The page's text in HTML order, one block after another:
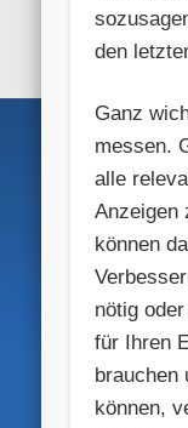
den
Ganz
messen.
alle
Anzeigen
können
nötig
für Ihren
brauchen
können,